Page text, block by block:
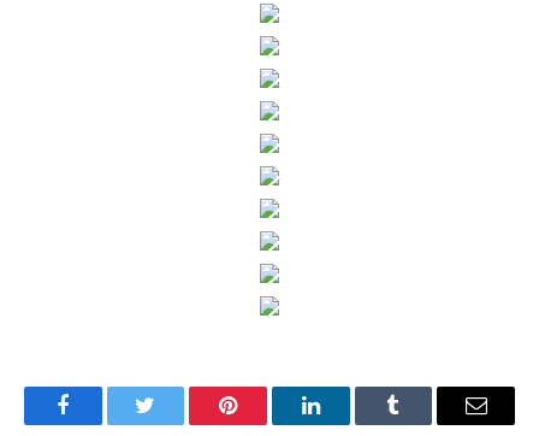
FacebookTwitter Pinterest LinkedInTumblr Имэйл